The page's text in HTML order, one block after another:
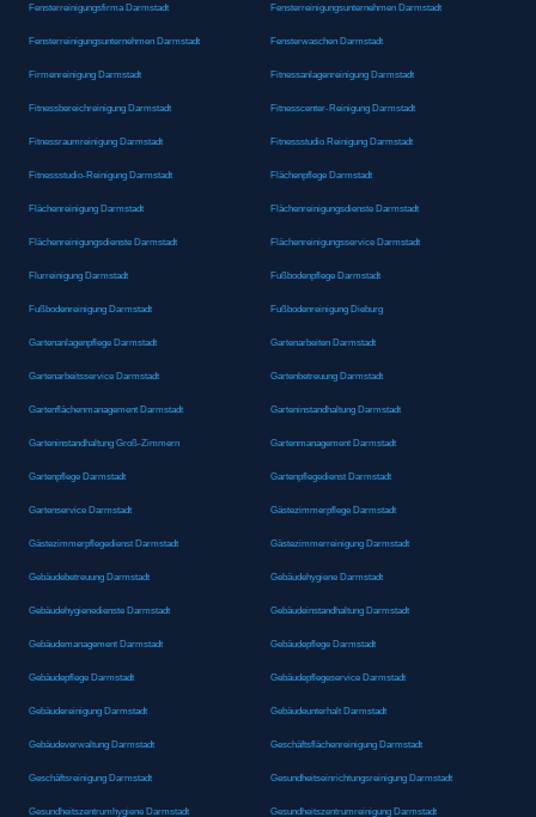
Fensterreinigungsfirma Darmstadt Fensterreinigungsunternehmen Darmstadt
Fensterreinigungsunternehmen Darmstadt Fensterwaschen Darmstadt
Firmenreinigung Darmstadt Fitnessanlagenreinigung Darmstadt
Fitnessbereichreinigung Darmstadt Fitnesscenter-Reinigung Darmstadt
Fitnessraumreinigung Darmstadt Fitnessstudio Reinigung Darmstadt
Fitnessstudio-Reinigung Darmstadt Flächenpflege Darmstadt
Flächenreinigung Darmstadt Flächenreinigungsdienste Darmstadt
Flächenreinigungsdienste Darmstadt Flächenreinigungsservice Darmstadt
Flurreinigung Darmstadt Fußbodenpflege Darmstadt
Fußbodenreinigung Darmstadt Fußbodenreinigung Dieburg
Gartenanlagenpflege Darmstadt Gartenarbeiten Darmstadt
Gartenarbeitsservice Darmstadt Gartenbetreuung Darmstadt
Gartenflächenmanagement Darmstadt Garteninstandhaltung Darmstadt
Garteninstandhaltung Groß-Zimmern Gartenmanagement Darmstadt
Gartenpflege Darmstadt Gartenpflegedienst Darmstadt
Gartenservice Darmstadt Gästezimmerpflege Darmstadt
Gästezimmerpflegedienst Darmstadt Gästezimmerreinigung Darmstadt
Gebäudebetreuung Darmstadt Gebäudehygiene Darmstadt
Gebäudehygienedienste Darmstadt Gebäudeinstandhaltung Darmstadt
Gebäudemanagement Darmstadt Gebäudepflege Darmstadt
Gebäudepflege Darmstadt Gebäudepflegeservice Darmstadt
Gebäudereinigung Darmstadt Gebäudeunterhalt Darmstadt
Gebäudeverwaltung Darmstadt Geschäftsflächenreinigung Darmstadt
Geschäftsreinigung Darmstadt Gesundheitseinrichtungsreinigung Darmstadt
Gesundheitszentrumhygiene Darmstadt Gesundheitszentrumreinigung Darmstadt